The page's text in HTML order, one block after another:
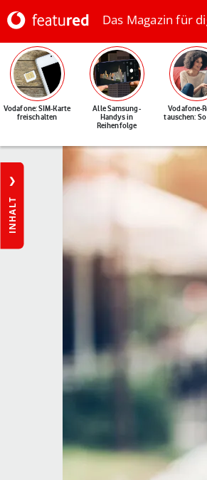
Das Magazin für
Vodafone: SIM-Karte
freischalten
Alle Samsung-
Handys in
Reihenfolge
Vodafone-
tauschen:
INHALT